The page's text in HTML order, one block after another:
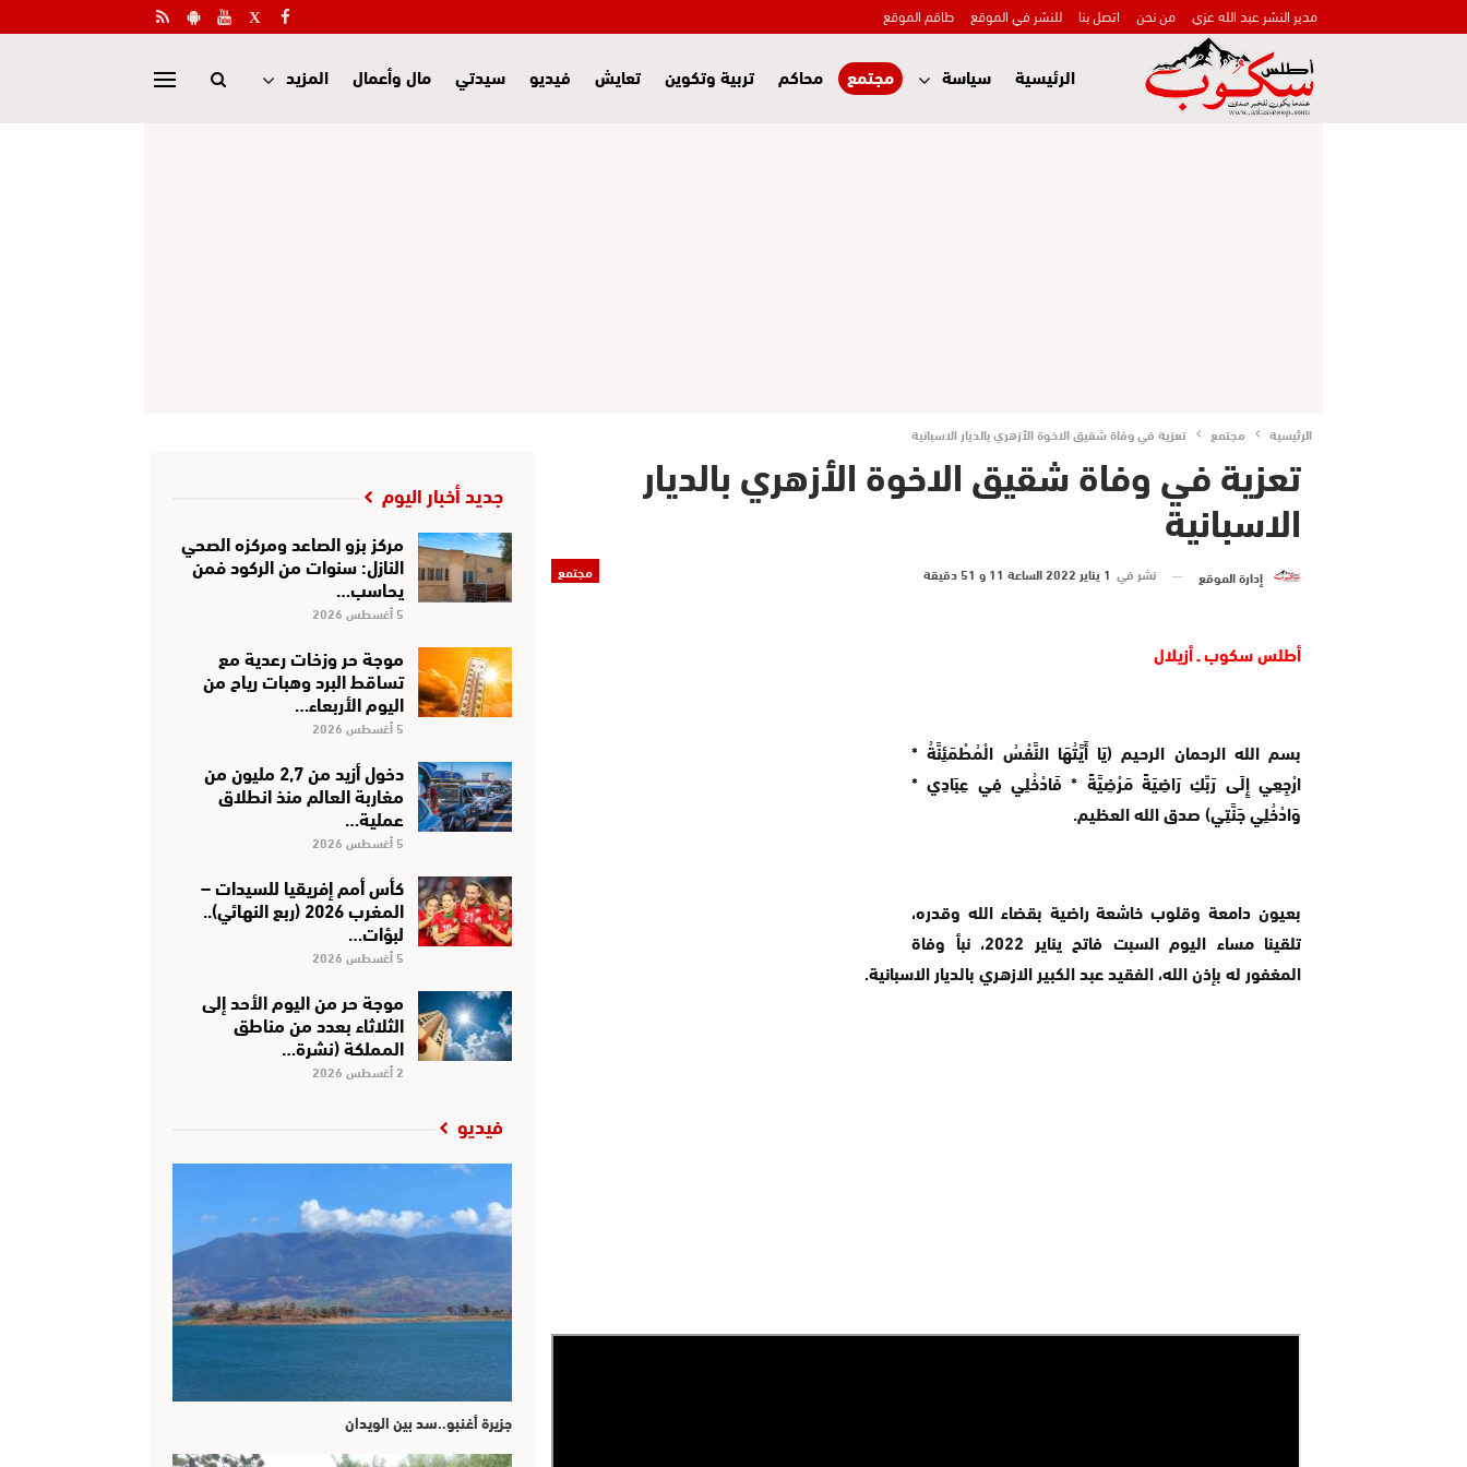
مدير النشر عبد الله عزي من نحن اتصل بنا للنشر في الموقع طاقم الموقع
الرئيسية سياسة مجتمع محاكم تربية وتكوين تعايش فيديو سيدتي مال وأعمال المزيد
الرئيسية مجتمع تعزية في وفاة شقيق الاخوة الأزهري بالديار الاسبانية
تعزية في وفاة شقيق الاخوة الأزهري بالديار
الاسبانية
مجتمع إدارة الموقع نشر في 1 يناير 2022 الساعة 11 و 51 دقيقة
أطلس سكوب ـ أزيلال
بسم الله الرحمان الرحيم (يَا أَيَّتُهَا النَّفْسُ الْمُطْمَئِنَّةُ *
ارْجِعِي إِلَى رَبِّكِ رَاضِيَةً مَرْضِيَّةً * فَادْخُلِي فِي عِبَادِي *
وَادْخُلِي جَنَّتِي) صدق الله العظيم.
بعيون دامعة وقلوب خاشعة راضية بقضاء الله وقدره،
تلقينا مساء اليوم السبت فاتح يناير 2022، نبأ وفاة
المغفور له بإذن الله، الفقيد عبد الكبير الازهري بالديار الاسبانية.
جديد أخبار اليوم
مركز بزو الصاعد ومركزه الصحي
النازل: سنوات من الركود فمن
يحاسب…
5 أغسطس 2026
موجة حر وزخات رعدية مع
تساقط البرد وهبات رياح من
اليوم الأربعاء…
5 أغسطس 2026
دخول أزيد من 2,7 مليون من
مغاربة العالم منذ انطلاق
عملية…
5 أغسطس 2026
كأس أمم إفريقيا للسيدات –
المغرب 2026 (ربع النهائي)..
لبؤات…
5 أغسطس 2026
موجة حر من اليوم الأحد إلى
الثلاثاء بعدد من مناطق
المملكة (نشرة…
2 أغسطس 2026
فيديو
جزيرة أغنبو..سد بين الويدان